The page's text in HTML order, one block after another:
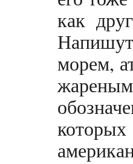
как
морем,